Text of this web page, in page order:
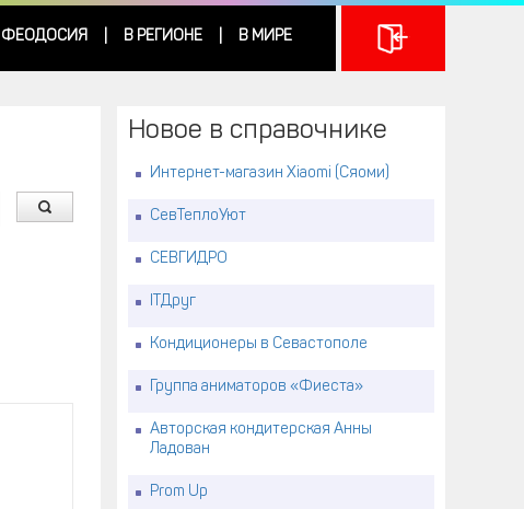
ФЕОДОСИЯ В РЕГИОНЕ В МИРЕ
Новое в справочнике
Интернет-магазин Xiaomi (Сяоми)
СевТеплоУют
СЕВГИДРО
ITДруг
Кондиционеры в Севастополе
Группа аниматоров «Фиеста»
Авторская кондитерская Анны
Ладован
Prom Up